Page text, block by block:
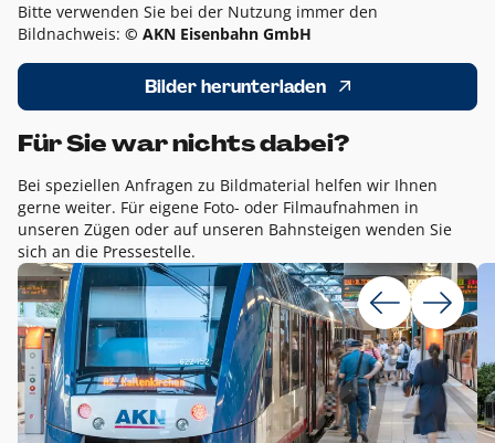
Bitte verwenden Sie bei der Nutzung immer den
Bildnachweis: © AKN Eisenbahn GmbH
Bilder herunterladen
Für Sie war nichts dabei?
Bei speziellen Anfragen zu Bildmaterial helfen wir Ihnen
gerne weiter. Für eigene Foto- oder Filmaufnahmen in
unseren Zügen oder auf unseren Bahnsteigen wenden Sie
sich an die Pressestelle.